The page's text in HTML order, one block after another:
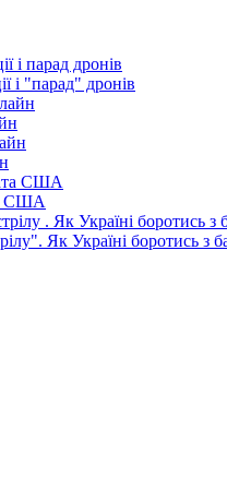
і "парад" дронів
США
Як Україні боротись з